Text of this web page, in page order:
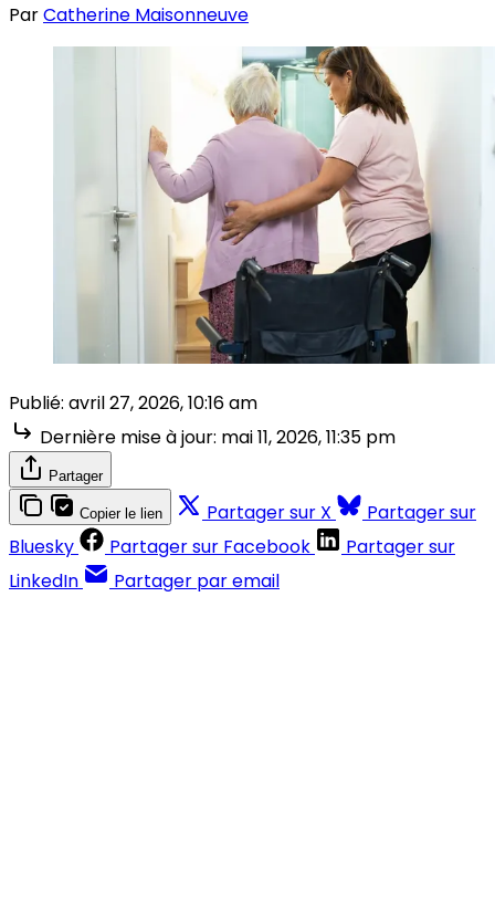
ParCatherine Maisonneuve
Publié: avril 27, 2026, 10:16 am
Dernière mise à jour: mai 11, 2026, 11:35 pm
Partager
Copier le lien Partager sur X
Partager sur
Bluesky
Partager sur Facebook
Partager sur
LinkedIn
Partager par email